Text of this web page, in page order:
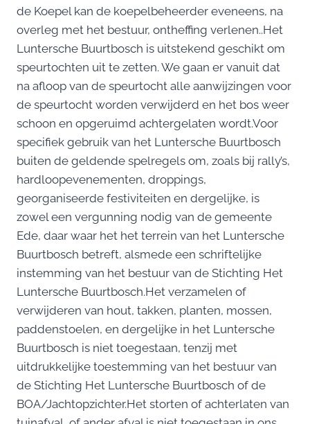
de Koepel kan de koepelbeheerder eveneens, na
overleg met het bestuur, ontheffing verlenen..Het
Luntersche Buurtbosch is uitstekend geschikt om
speurtochten uit te zetten. We gaan er vanuit dat
na afloop van de speurtocht alle aanwijzingen voor
de speurtocht worden verwijderd en het bos weer
schoon en opgeruimd achtergelaten wordt.Voor
specifiek gebruik van het Luntersche Buurtbosch
buiten de geldende spelregels om, zoals bij rally’s,
hardloopevenementen, droppings,
georganiseerde festiviteiten en dergelijke, is
zowel een vergunning nodig van de gemeente
Ede, daar waar het het terrein van het Luntersche
Buurtbosch betreft, alsmede een schriftelijke
instemming van het bestuur van de Stichting Het
Luntersche Buurtbosch.Het verzamelen of
verwijderen van hout, takken, planten, mossen,
paddenstoelen, en dergelijke in het Luntersche
Buurtbosch is niet toegestaan, tenzij met
uitdrukkelijke toestemming van het bestuur van
de Stichting Het Luntersche Buurtbosch of de
BOA/Jachtopzichter.Het storten of achterlaten van